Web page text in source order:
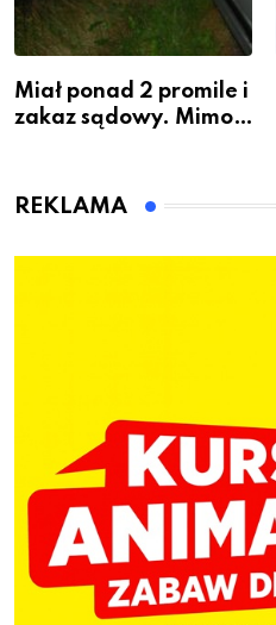
Miał ponad 2 promile i
zakaz sądowy. Mimo
Bolszewie i uderzył w
REKLAMA